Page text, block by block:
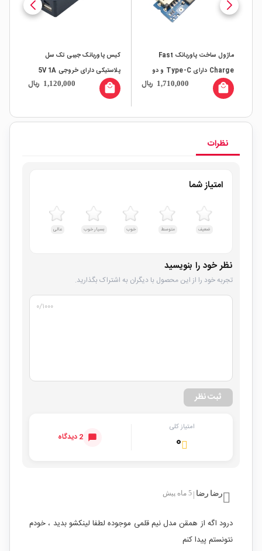
ماژول ساخت پاوربانک Fast
Charge دارای Type-C و دو
خروجی USB مدل LX-LBU2C
1,710,000 ریال local_mall
کیس پاوربانک جیبی تک سل
پلاستیکی دارای خروجی 5V 1A
1,120,000 ریال local_mall
نظرات
امتیاز شما
ضعیف متوسط خوب بسیار خوب عالی
نظر خود را بنویسید
تجربه خود را از این محصول با دیگران به اشتراک بگذارید.
۰/۱۰۰۰
ثبت نظر
امتیاز کلی
۰ 2 دیدگاه
رضا رضا 5 ماه پیش
درود اگه از همقن مدل نیم قلمی موجوده لطفا لینکشو بدید ، خودم
نتونستم پیدا کنم